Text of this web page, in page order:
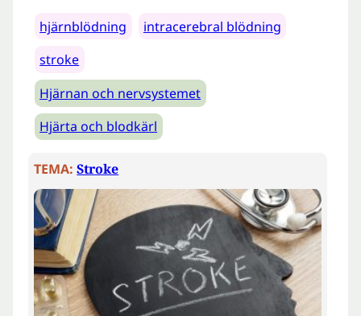
hjärnblödning
intracerebral blödning
stroke
Hjärnan och nervsystemet
Hjärta och blodkärl
TEMA: Stroke